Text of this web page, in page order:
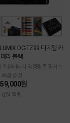
DC-TZ99 디지털 카
메라 블랙
환배터리 액정필름 핑거스
트랩 증정
원
0원 적립